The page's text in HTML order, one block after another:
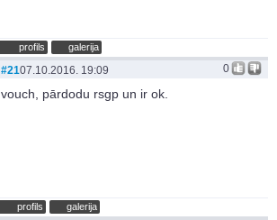
profils galerija
0
#2107.10.2016. 19:09
vouch, pārdodu rsgp un ir ok.
profils galerija